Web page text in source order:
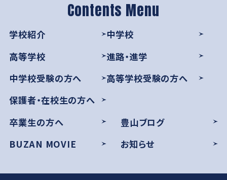
学校紹介
中学校
高等学校
進路・進学
中学校受験の方へ
高等学校受験の方へ
保護者・在校生の方へ
卒業生の方へ
豊山ブログ
BUZAN MOVIE
お知らせ